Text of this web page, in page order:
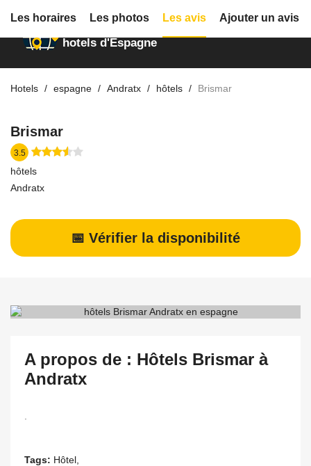
Annuaire des
hotels d'Espagne
Hotels espagne Andratx hôtels Brismar
Brismar
3.5
hôtels
Andratx
📅 Vérifier la disponibilité
Les horaires Les photos Les avis Ajouter un avis
A propos de : Hôtels Brismar à
Andratx
Tags: Hôtel,